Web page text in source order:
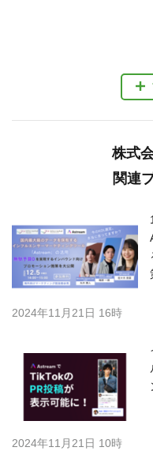
株式
関連
2024年11月21日 16時
2024年11月21日 10時